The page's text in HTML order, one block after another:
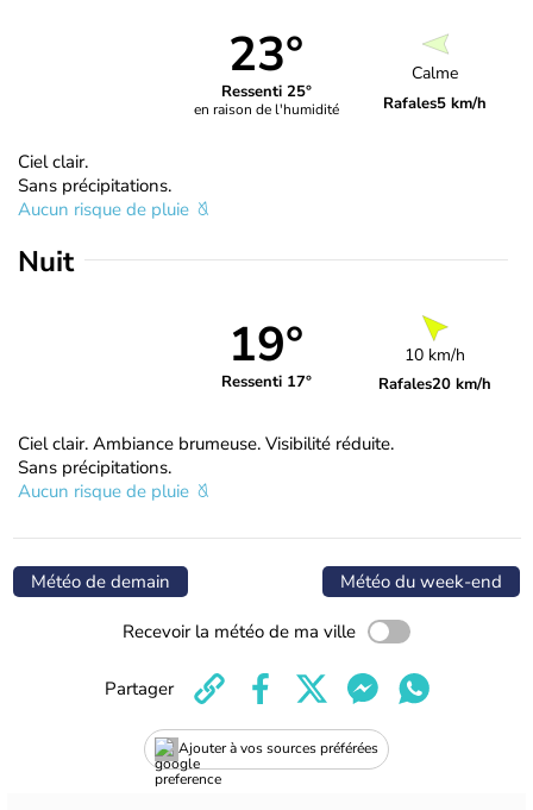
23°
Ressenti 25°
en raison de l'humidité
Calme
Rafales5 km/h
Ciel clair.
Sans précipitations.
Aucun risque de pluie
Nuit
19°
Ressenti 17°
10 km/h
Rafales20 km/h
Ciel clair. Ambiance brumeuse. Visibilité réduite.
Sans précipitations.
Aucun risque de pluie
Météo de demain Météo du week-end
Recevoir la météo de ma ville
Ajouter à vos sources préférées
Partager